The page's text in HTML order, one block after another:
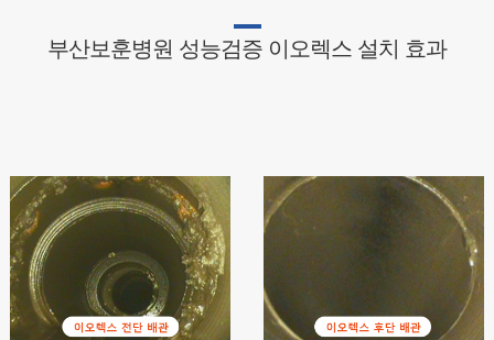
부산보훈병원 성능검증 이오렉스 설치 효과